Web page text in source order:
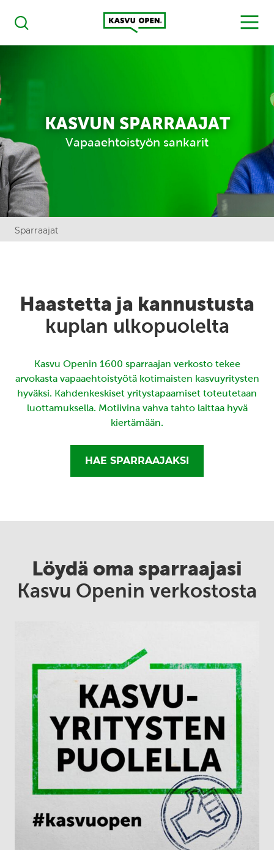
Haku
Kasvu Open
MENU
KASVUN SPARRAAJAT
Vapaaehtoistyön sankarit
Sparraajat
Haastetta ja kannustusta
kuplan ulkopuolelta
Kasvu Openin 1600 sparraajan verkosto tekee
arvokasta vapaaehtoistyötä kotimaisten kasvuyritysten
hyväksi. Kahdenkeskiset yritystapaamiset toteutetaan
luottamuksella. Motiivina vahva tahto laittaa hyvä
kiertämään.
HAE SPARRAAJAKSI
Löydä oma sparraajasi
Kasvu Openin verkostosta